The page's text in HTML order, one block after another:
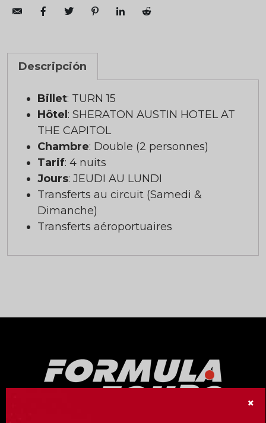
Descripción
Billet: TURN 15
Hôtel: SHERATON AUSTIN HOTEL AT
THE CAPITOL
Chambre: Double (2 personnes)
Tarif: 4 nuits
Jours: JEUDI AU LUNDI
Transferts au circuit (Samedi &
Dimanche)
Transferts aéroportuaires
×